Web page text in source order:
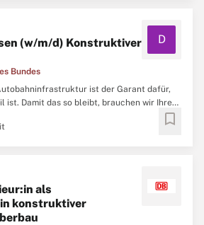
(w/m/d) Konstruktiver
Bundes
D
ist der Garant dafür,
ist. Damit das so bleibt, brauchen wir Ihre
Nebenanlagen müssen regelmäßig
bookmark
als
konstruktiver